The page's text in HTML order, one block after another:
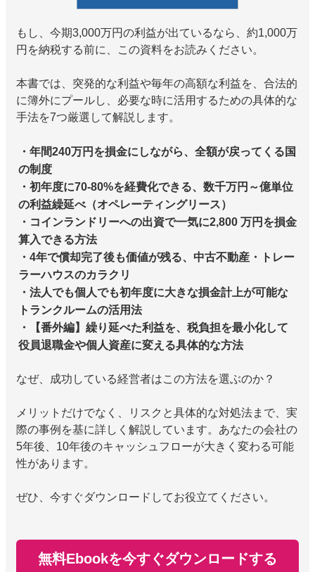
もし、今期3,000万円の利益が出ているなら、約1,000万
円を納税する前に、この資料をお読みください。
本書では、突発的な利益や毎年の高額な利益を、合法的
に簿外にプールし、必要な時に活用するための具体的な
手法を7つ厳選して解説します。
・年間240万円を損金にしながら、全額が戻ってくる国
の制度
・初年度に70-80%を経費化できる、数千万円～億単位
の利益繰延べ（オペレーティングリース）
・コインランドリーへの出資で一気に2,800 万円を損金
算入できる方法
・4年で償却完了後も価値が残る、中古不動産・トレー
ラーハウスのカラクリ
・法人でも個人でも初年度に大きな損金計上が可能な
トランクルームの活用法
・【番外編】繰り延べた利益を、税負担を最小化して
役員退職金や個人資産に変える具体的な方法
なぜ、成功している経営者はこの方法を選ぶのか？
メリットだけでなく、リスクと具体的な対処法まで、実
際の事例を基に詳しく解説しています。あなたの会社の
5年後、10年後のキャッシュフローが大きく変わる可能
性があります。
ぜひ、今すぐダウンロードしてお役立てください。
無料Ebookを今すぐダウンロードする